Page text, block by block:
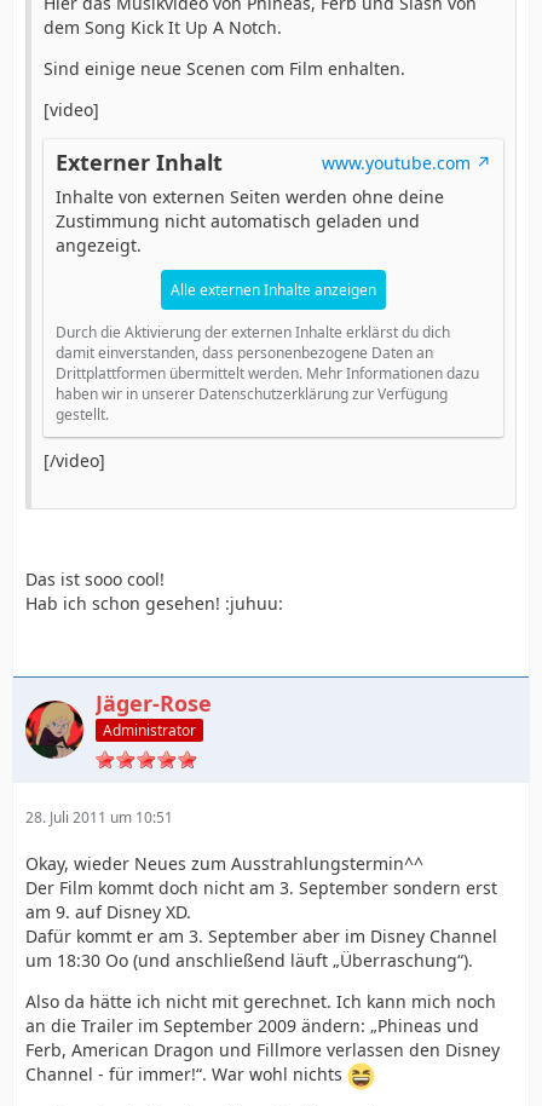
dem Song Kick It Up A Notch.
Sind einige neue Scenen com Film enhalten.
[video]
Externer Inhalt
www.youtube.com
Inhalte von externen Seiten werden ohne deine
Zustimmung nicht automatisch geladen und
angezeigt.
Alle externen Inhalte anzeigen
Durch die Aktivierung der externen Inhalte erklärst du dich
damit einverstanden, dass personenbezogene Daten an
Drittplattformen übermittelt werden. Mehr Informationen dazu
haben wir in unserer Datenschutzerklärung zur Verfügung
gestellt.
[/video]
Das ist sooo cool!
Hab ich schon gesehen! :juhuu:
Jäger-Rose
Administrator
28. Juli 2011 um 10:51
Okay, wieder Neues zum Ausstrahlungstermin^^
Der Film kommt doch nicht am 3. September sondern erst
am 9. auf Disney XD.
Dafür kommt er am 3. September aber im Disney Channel
um 18:30 Oo (und anschließend läuft „Überraschung“).
Also da hätte ich nicht mit gerechnet. Ich kann mich noch
an die Trailer im September 2009 ändern: „Phineas und
Ferb, American Dragon und Fillmore verlassen den Disney
Channel - für immer!“. War wohl nichts